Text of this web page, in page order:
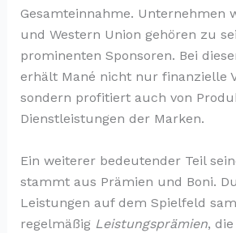
Gesamteinnahme. Unternehmen
und Western Union gehören zu
prominenten Sponsoren. Bei
erhält Mané nicht nur finanzielle
sondern profitiert auch von
Dienstleistungen der Marken.
Ein weiterer bedeutender Teil
stammt aus Prämien und Boni.
Leistungen auf dem Spielfeld
regelmäßig Leistungsprämien,